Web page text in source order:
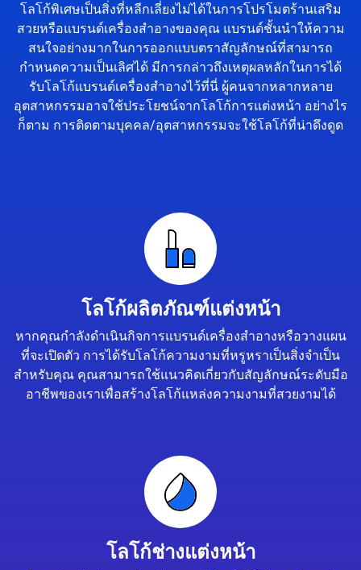
โลโก้พิเศษเป็นสิ่งที่หลีกเลี่ยงไม่ได้ในการโปรโมตร้านเสริม
สวยหรือแบรนด์เครื่องสำอางของคุณ แบรนด์ชั้นนำให้ความ
สนใจอย่างมากในการออกแบบตราสัญลักษณ์ที่สามารถ
กำหนดความเป็นเลิศได้ มีการกล่าวถึงเหตุผลหลักในการได้
รับโลโก้แบรนด์เครื่องสำอางไว้ที่นี่ ผู้คนจากหลากหลาย
อุตสาหกรรมอาจใช้ประโยชน์จากโลโก้การแต่งหน้า อย่างไร
ก็ตาม การติดตามบุคคล/อุตสาหกรรมจะใช้โลโก้ที่น่าดึงดูด
โลโก้ผลิตภัณฑ์แต่งหน้า
หากคุณกำลังดำเนินกิจการแบรนด์เครื่องสำอางหรือวางแผน
ที่จะเปิดตัว การได้รับโลโก้ความงามที่หรูหราเป็นสิ่งจำเป็น
สำหรับคุณ คุณสามารถใช้แนวคิดเกี่ยวกับสัญลักษณ์ระดับมือ
อาชีพของเราเพื่อสร้างโลโก้แหล่งความงามที่สวยงามได้
โลโก้ช่างแต่งหน้า